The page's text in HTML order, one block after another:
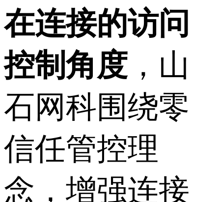
在连接的访问
控制角度，山
石网科围绕零
信任管控理
念，增强连接